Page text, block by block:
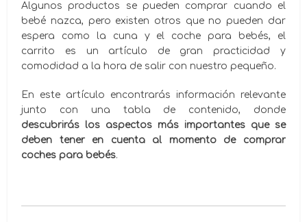
Algunos productos se pueden comprar cuando el
bebé nazca, pero existen otros que no pueden dar
espera como la cuna y el coche para bebés, el
carrito es un artículo de gran practicidad y
comodidad a la hora de salir con nuestro pequeño.
En este artículo encontrarás información relevante
junto con una tabla de contenido, donde
descubrirás los aspectos más importantes que se
deben tener en cuenta al momento de comprar
coches para bebés.